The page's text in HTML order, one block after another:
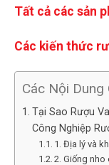
Tất cả các sản
Các kiến thức
Các Nội Dung
Tại Sao Rượu
Công Nghiệp
1. Địa lý và
2. Giống nho